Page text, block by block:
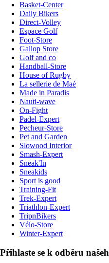
Basket-Center
Daily Bikers
Direct-Volley
Espace Golf
Foot-Store
Gallop Store
Golf and co
Handball-Store
House of Rugby
La sellerie de Maé
Made in Paradis
Nauti-wave
On-Fight
Padel-Expert
Pecheur-Store
Pet and Garden
Slowood Interior
Smash-Expert
Sneak'In
Sneakids
Sport is good
Training-Fit
Trek-Expert
Triathlon-Expert
TripnBikers
Vélo-Store
Winter-Expert
Přihlaste se k odběru